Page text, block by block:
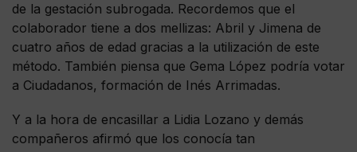
de la gestación subrogada. Recordemos que el
colaborador tiene a dos mellizas: Abril y Jimena de
cuatro años de edad gracias a la utilización de este
método. También piensa que Gema López podría votar
a Ciudadanos, formación de Inés Arrimadas.
Y a la hora de encasillar a Lidia Lozano y demás
compañeros afirmó que los conocía tan